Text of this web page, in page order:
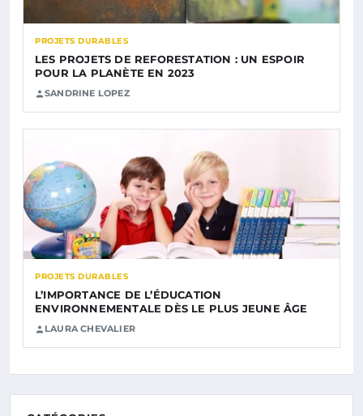
PROJETS DURABLES
LES PROJETS DE REFORESTATION : UN ESPOIR
POUR LA PLANÈTE EN 2023
SANDRINE LOPEZ
PROJETS DURABLES
L’IMPORTANCE DE L’ÉDUCATION
ENVIRONNEMENTALE DÈS LE PLUS JEUNE ÂGE
LAURA CHEVALIER